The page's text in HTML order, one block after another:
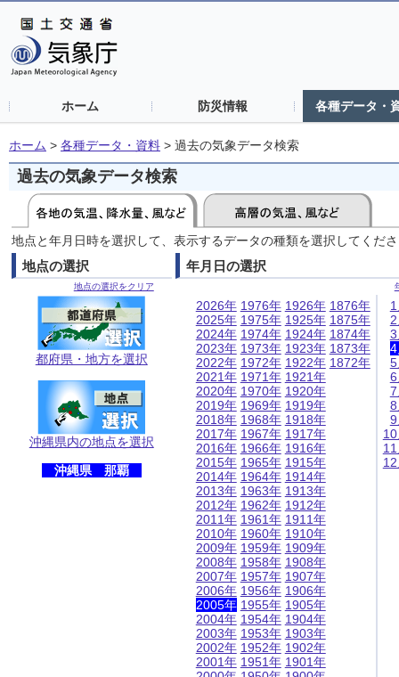
ホーム 防災情報 各種データ・
ホーム > 各種データ・資料 > 過去の気象データ検索
過去の気象データ検索
地点と年月日時を選択して、表示するデータの種類を選択してくだ
地点の選択
地点の選択をクリア
都府県・地方を選択
沖縄県内の地点を選択
沖縄県 那覇
年月日の選択
2026年
2025年
2024年
2023年
2022年
2021年
2020年
2019年
2018年
2017年
2016年
2015年
2014年
2013年
2012年
2011年
2010年
2009年
2008年
2007年
2006年
2005年
2004年
2003年
2002年
2001年
1976年
1975年
1974年
1973年
1972年
1971年
1970年
1969年
1968年
1967年
1966年
1965年
1964年
1963年
1962年
1961年
1960年
1959年
1958年
1957年
1956年
1955年
1954年
1953年
1952年
1951年
1926年
1925年
1924年
1923年
1922年
1921年
1920年
1919年
1918年
1917年
1916年
1915年
1914年
1913年
1912年
1911年
1910年
1909年
1908年
1907年
1906年
1905年
1904年
1903年
1902年
1901年
1876年
1875年
1874年
1873年
1872年